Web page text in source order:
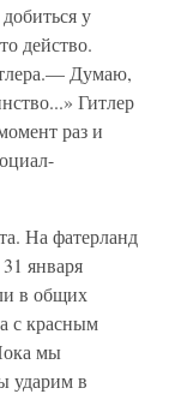
у
действо.
Думаю,
Гитлер
раз и
На фатерланд
января
в общих
с красным
мы
ударим в